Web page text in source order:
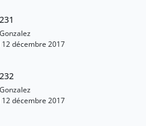
décembre 2017
décembre 2017